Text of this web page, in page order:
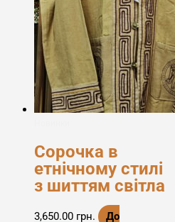
Сорочка в
етнічному стилі
з шиттям світла
3,650.00 грн.
До